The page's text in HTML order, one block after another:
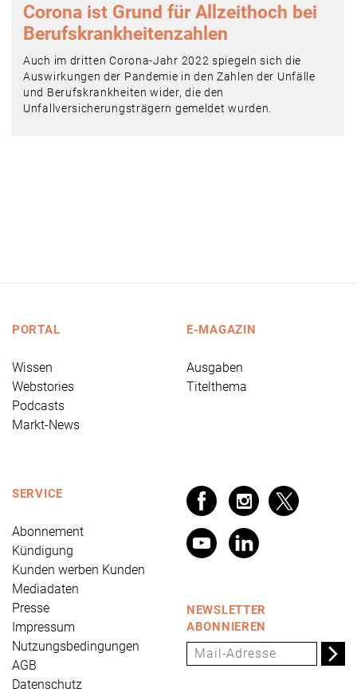
Corona ist Grund für Allzeithoch bei
Berufskrankheitenzahlen
Auch im dritten Corona-Jahr 2022 spiegeln sich die
Auswirkungen der Pandemie in den Zahlen der Unfälle
und Berufskrankheiten wider, die den
Unfallversicherungsträgern gemeldet wurden.
PORTAL
Wissen
Webstories
Podcasts
Markt-News
E-MAGAZIN
Ausgaben
Titelthema
SERVICE
Abonnement
Kündigung
Kunden werben Kunden
Mediadaten
Presse
Impressum
Nutzungsbedingungen
AGB
Datenschutz
NEWSLETTER
ABONNIEREN